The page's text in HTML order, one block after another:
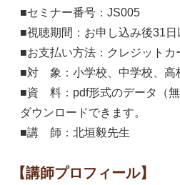
■セミナー番号：JS005
■視聴期間：お申し込み後31日
■お支払い方法：クレジットカ
■対 象：小学校、中学校、高
■資 料：pdf形式のデータ（
ダウンロードできます。
■講 師：北垣毅先生
【講師プロフィール】